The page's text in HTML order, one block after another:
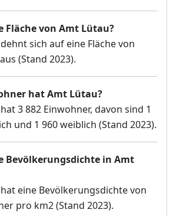
Fläche von Amt Lütau?
sich auf eine Fläche von
(Stand 2023).
hat Amt Lütau?
3 882 Einwohner, davon sind 1
und 1 960 weiblich (Stand 2023).
Bevölkerungsdichte in Amt
eine Bevölkerungsdichte von
pro km2 (Stand 2023).